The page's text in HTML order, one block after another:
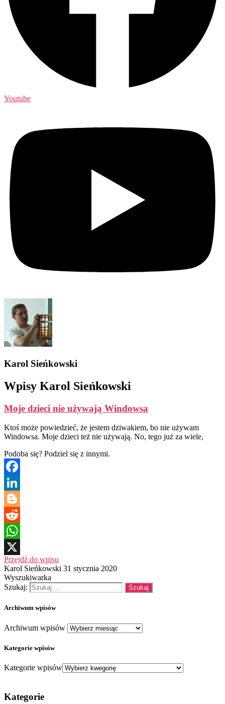
Youtube
Karol Sieńkowski
Wpisy Karol Sieńkowski
Moje dzieci nie używają Windowsa
Ktoś może powiedzieć, że jestem dziwakiem, bo nie używam
Windowsa. Moje dzieci też nie używają. No, tego już za wiele,
Podoba się? Podziel się z innymi.
Facebook
LinkedIn
Blogger
Reddit
WhatsApp
X
Przejdź do wpisu
Karol Sieńkowski 31 stycznia 2020
Wyszukiwarka
Szukaj:
Archiwum wpisów
Archiwum wpisów
Kategorie wpisów
Kategorie wpisów
Kategorie